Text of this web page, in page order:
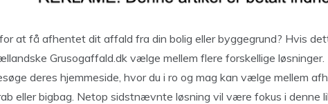
at få afhentet dit affald fra din bolig eller byggegrund? Hvis
Grusogaffald.dk vælge mellem flere forskellige
deres hjemmeside, hvor du i ro og mag kan vælge mellem
eller bigbag. Netop sidstnævnte løsning vil være fokus i denne